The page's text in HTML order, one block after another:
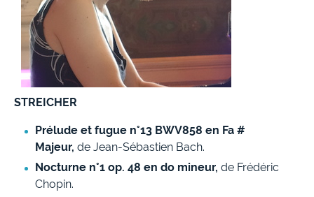
STREICHER
Prélude et fugue n°13 BWV858 en Fa #
Majeur, de Jean-Sébastien Bach.
Nocturne n°1 op. 48 en do mineur, de Frédéric
Chopin.